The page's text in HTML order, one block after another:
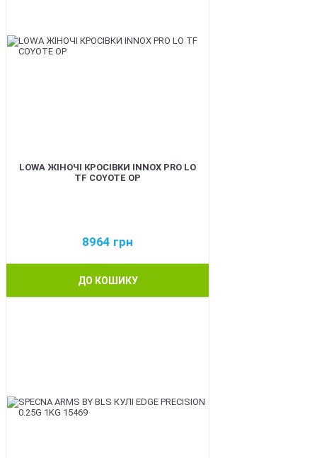
LOWA ЖІНОЧІ КРОСІВКИ INNOX PRO LO
TF COYOTE OP
8964 грн
ДО КОШИКУ